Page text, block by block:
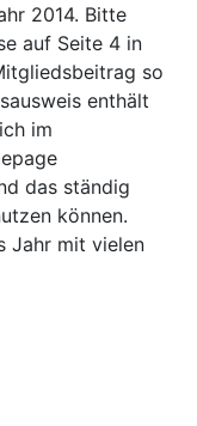
2014. Bitte
auf Seite 4 in
so
enthält
im
das ständig
können.
Jahr mit vielen